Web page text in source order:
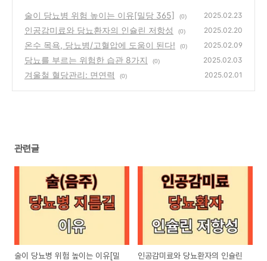
술이 당뇨병 위험 높이는 이유[밀당 365] (0) 2025.02.23
인공감미료와 당뇨환자의 인슐린 저항성 (0) 2025.02.20
온수 목욕, 당뇨병/고혈압에 도움이 된다! (0) 2025.02.09
당뇨를 부르는 위험한 습관 8가지 (0) 2025.02.03
겨울철 혈당관리: 면연력 (0) 2025.02.01
관련글
술이 당뇨병 위험 높이는 이유[밀
인공감미료와 당뇨환자의 인슐린